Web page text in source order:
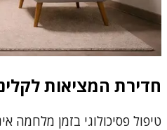
חדירת המציאות
טיפול פסיכולוגי בזמן